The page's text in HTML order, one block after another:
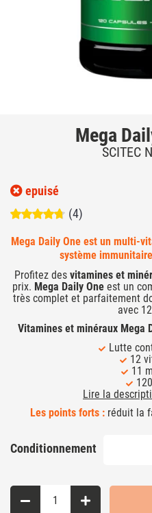
Mega
SCITEC
(4)
Mega Daily One est un multi-
système
Profitez des vitamines et
prix. Mega Daily One est un
très complet et parfaitement
avec
Vitamines et minéraux Mega
Lutte
12
11
Lire la
Les points forts : réduit la
Conditionnement
epuisé